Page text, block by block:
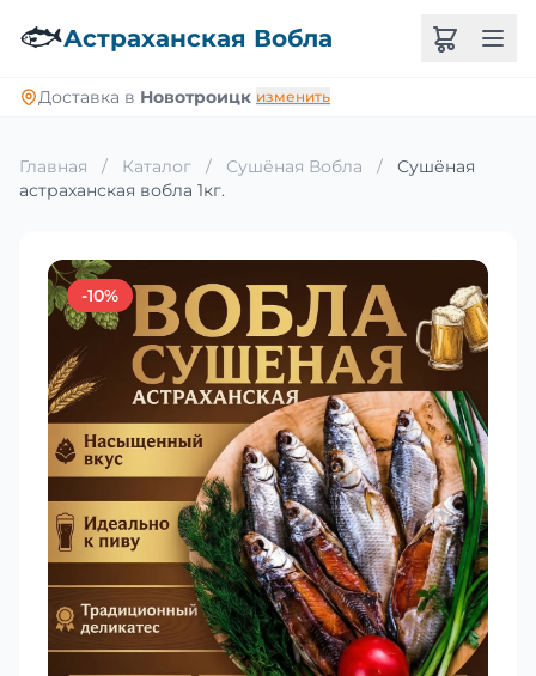
🐟Астраханская Вобла
Доставка в Новотроицк изменить
Главная / Каталог / Сушёная Вобла /
Сушёная
астраханская вобла 1кг.
-10%